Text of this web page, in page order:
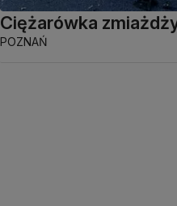
Ciężarówka
POZNAŃ